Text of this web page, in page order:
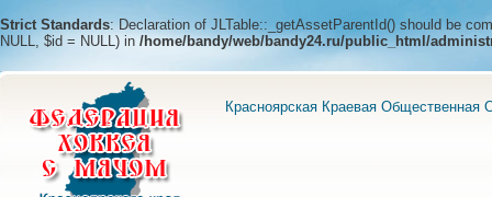
Strict Standards: Declaration of JLTable::_getAssetParentId() should be
NULL, $id = NULL) in /home/bandy/web/bandy24.ru/public_html/
Красноярская Краевая Общественная